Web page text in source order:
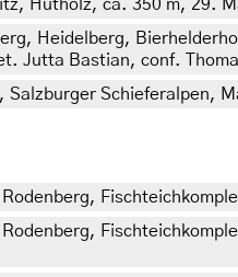
Hutholz, ca. 350 m, 29.
Heidelberg,
Jutta Bastian, conf.
Salzburger Schieferalpen,